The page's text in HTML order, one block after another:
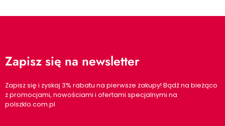
Zapisz się na newsletter
Zapisz się i zyskaj 3% rabatu na pierwsze zakupy! Bądź na bieżąco
z promocjami, nowościami i ofertami specjalnymi na
polszklo.com.pl